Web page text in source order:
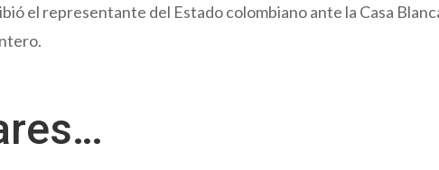
el representante del Estado colombiano ante la Casa